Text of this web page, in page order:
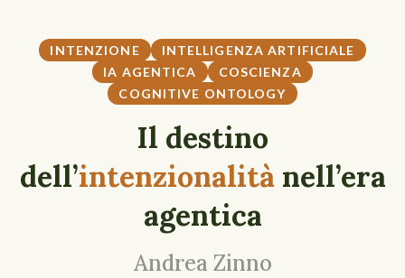
INTENZIONE
INTELLIGENZA ARTIFICIALE
IA AGENTICA
COSCIENZA
COGNITIVE ONTOLOGY
Il destino
dell’intenzionalità nell’era
agentica
Andrea Zinno